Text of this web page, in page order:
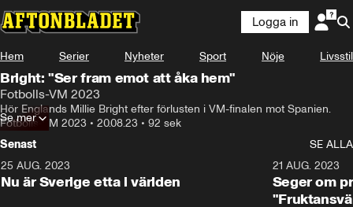
Logga in
Hem Serier Nyheter Sport Nöje Livsstil
Bright: "Ser fram emot att åka hem"
Fotbolls-VM 2023
Hör Englands Millie Bright efter förlusten i VM-finalen mot Spanien.
Fotbolls-VM 2023 • 20.08.23 • 92 sek
Se mer
Senast
SE ALLA
25 AUG. 2023
Nu är Sverige etta i världen
21 AUG. 2023
Seger om